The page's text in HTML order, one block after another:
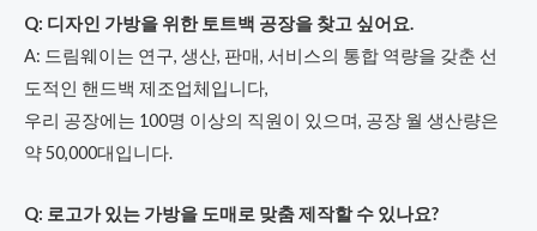
Q: 디자인 가방을 위한 토트백 공장을 찾고 싶어요.
A: 드림웨이는 연구, 생산, 판매, 서비스의 통합 역량을 갖춘 선
도적인 핸드백 제조업체입니다,
우리 공장에는 100명 이상의 직원이 있으며, 공장 월 생산량은
약 50,000대입니다.
Q: 로고가 있는 가방을 도매로 맞춤 제작할 수 있나요?